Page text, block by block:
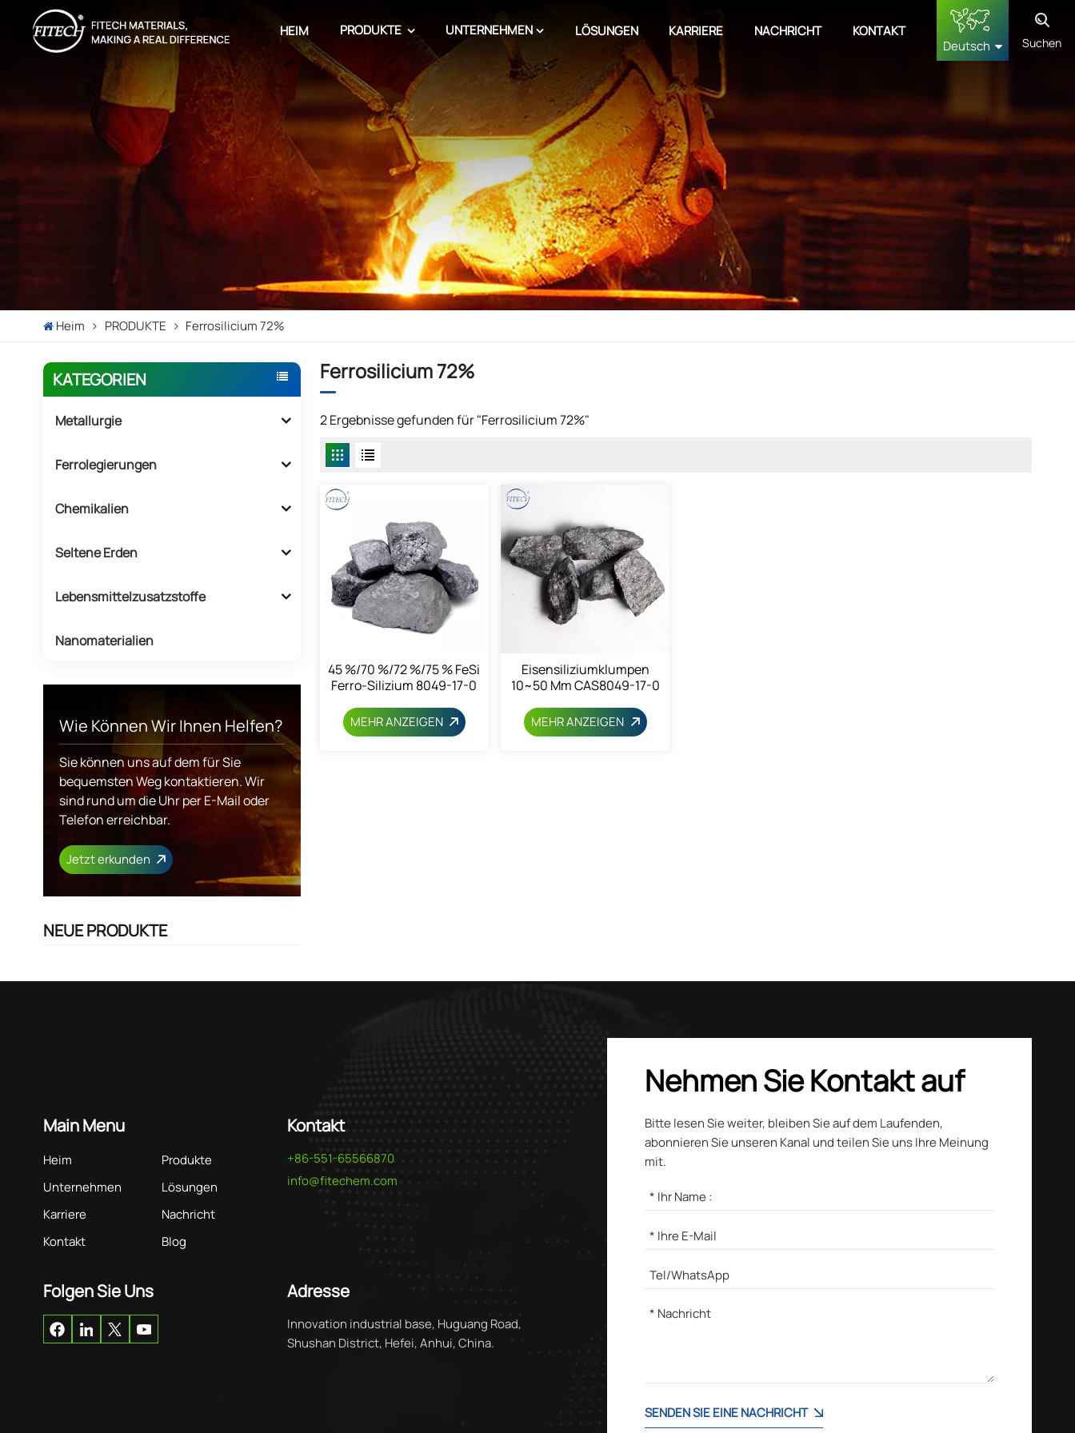
HEIM PRODUKTE UNTERNEHMEN LÖSUNGEN KARRIERE NACHRICHT
KONTAKT
Deutsch
français
Deutsch
русский
Suchen
Heim PRODUKTE Ferrosilicium 72%
KATEGORIEN
Metallurgie
Ferrolegierungen
Chemikalien
Seltene Erden
Lebensmittelzusatzstoffe
Nanomaterialien
Wie Können Wir Ihnen Helfen?
Sie können uns auf dem für Sie
bequemsten Weg kontaktieren. Wir
sind rund um die Uhr per E-Mail oder
Telefon erreichbar.
Jetzt erkunden
NEUE PRODUKTE
Ferrosilicium 72%
2 Ergebnisse gefunden für "Ferrosilicium 72%"
45 %/70 %/72 %/75 % FeSi
Ferro-Silizium 8049-17-0
MEHR ANZEIGEN
Eisensiliziumklumpen
10~50 Mm CAS8049-17-0
MEHR ANZEIGEN
Main Menu
Heim
Produkte
Unternehmen
Lösungen
Karriere
Nachricht
Kontakt
Blog
Kontakt
+86-551-65566870
info@fitechem.com
Folgen Sie Uns Adresse
Innovation industrial base, Huguang Road,
Shushan District, Hefei, Anhui, China.
Nehmen Sie Kontakt auf
Bitte lesen Sie weiter, bleiben Sie auf dem Laufenden,
abonnieren Sie unseren Kanal und teilen Sie uns Ihre Meinung
mit.
SENDEN SIE EINE NACHRICHT